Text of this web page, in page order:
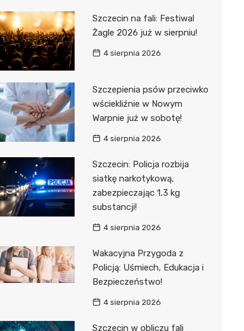
Szczecin na fali: Festiwal
Żagle 2026 już w sierpniu!
4 sierpnia 2026
Szczepienia psów przeciwko
wściekliźnie w Nowym
Warpnie już w sobotę!
4 sierpnia 2026
Szczecin: Policja rozbija
siatkę narkotykową,
zabezpieczając 1,3 kg
substancji!
4 sierpnia 2026
Wakacyjna Przygoda z
Policją: Uśmiech, Edukacja i
Bezpieczeństwo!
4 sierpnia 2026
Szczecin w obliczu fali